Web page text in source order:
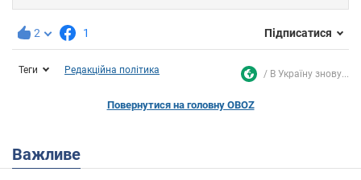
2 1 Підписатися
Теги Редакційна політика В Україну знову...
Повернутися на головну OBOZ
Важливе